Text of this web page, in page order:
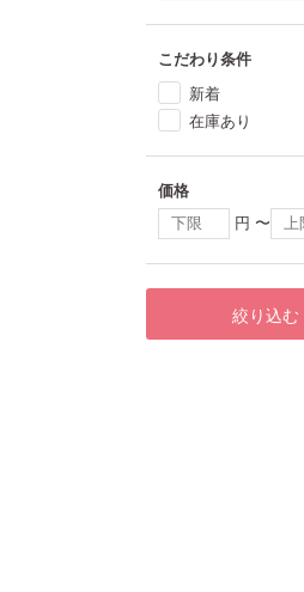
こだわり条件
新着
在庫あり
価格
円 〜
絞り込む